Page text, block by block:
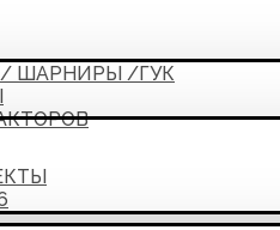
ШАРНИРЫ /ГУК